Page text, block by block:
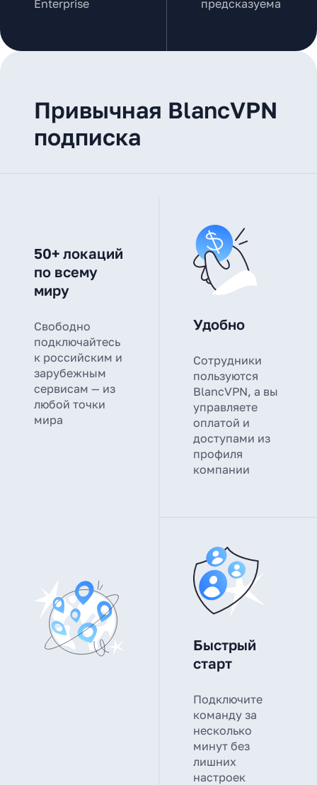
Enterprise
предсказуема
Привычная BlancVPN
подписка
50+ локаций
по всему
миру
Свободно
подключайтесь
к российским и
зарубежным
сервисам — из
любой точки
мира
Удобно
Сотрудники
пользуются
BlancVPN, а вы
управляете
оплатой и
доступами из
профиля
компании
Быстрый
старт
Подключите
команду за
несколько
минут без
лишних
настроек